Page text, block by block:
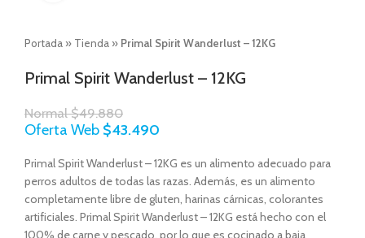
Portada » Tienda » Primal Spirit Wanderlust – 12KG
Primal Spirit Wanderlust – 12KG
Normal$49.880
Oferta Web $43.490
Primal Spirit Wanderlust – 12KG es un alimento adecuado para
perros adultos de todas las razas. Además, es un alimento
completamente libre de gluten, harinas cárnicas, colorantes
artificiales. Primal Spirit Wanderlust – 12KG está hecho con el
100% de carne y pescado, por lo que es cocinado a baja